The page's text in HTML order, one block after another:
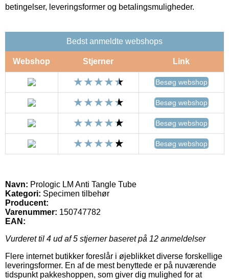
betingelser, leveringsformer og betalingsmuligheder.
Bedst anmeldte webshops
Webshop Stjerner Link
Besøg webshop
Besøg webshop
Besøg webshop
Besøg webshop
Navn: Prologic LM Anti Tangle Tube
Kategori: Specimen tilbehør
Producent:
Varenummer: 150747782
EAN:
Vurderet til 4 ud af 5 stjerner baseret på 12 anmeldelser
Flere internet butikker foreslår i øjeblikket diverse forskellige
leveringsformer. En af de mest benyttede er på nuværende
tidspunkt pakkeshoppen, som giver dig mulighed for at